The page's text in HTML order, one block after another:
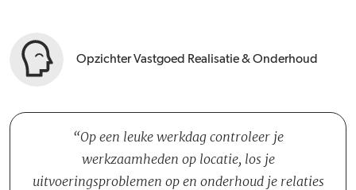
Opzichter Vastgoed Realisatie & Onderhoud
Op een leuke werkdag controleer je
werkzaamheden op locatie, los je
uitvoeringsproblemen op en onderhoud je relaties